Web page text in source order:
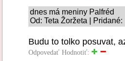
dnes má meniny Palfréd
Od: Teta Žoržeta |
Budu to tolko posuvat,
Odpovedať Hodnotiť: